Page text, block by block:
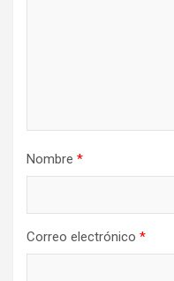
Nombre *
Correo electrónico *